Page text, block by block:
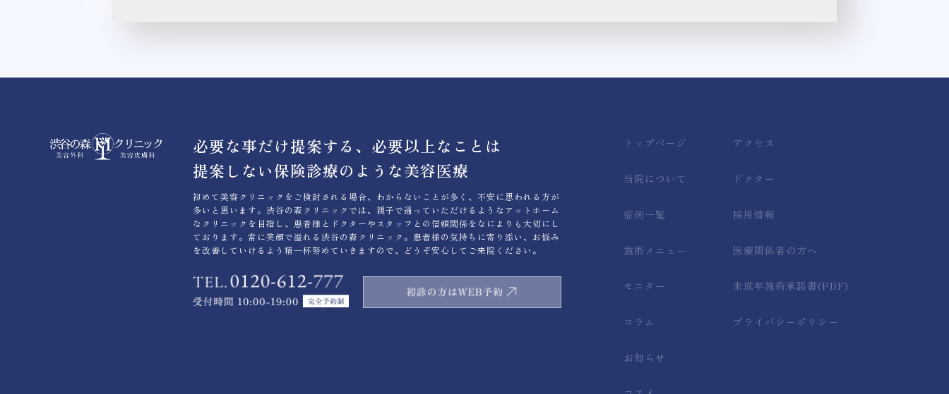
必要な事だけ提案する、必要以上なことは
提案しない保険診療のような美容医療
初めて美容クリニックをご検討される場合、わからないことが多く、不安に思われる方が
多いと思います。渋谷の森クリニックでは、親子で通っていただけるようなアットホーム
なクリニックを目指し、患者様とドクターやスタッフとの信頼関係をなによりも大切にし
ております。常に笑顔で溢れる渋谷の森クリニック。患者様の気持ちに寄り添い、お悩み
を改善していけるよう精一杯努めていきますので、どうぞ安心してご来院ください。
トップページ
当院について
症例一覧
施術メニュー
モニター
コラム
お知らせ
アクセス
ドクター
採用情報
医療関係者の方へ
未成年施術承諾書(PDF)
プライバシーポリシー